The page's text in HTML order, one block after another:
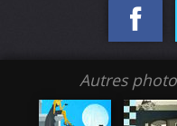
Autres